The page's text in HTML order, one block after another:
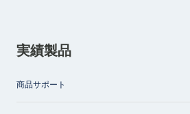
実績製品
商品サポート